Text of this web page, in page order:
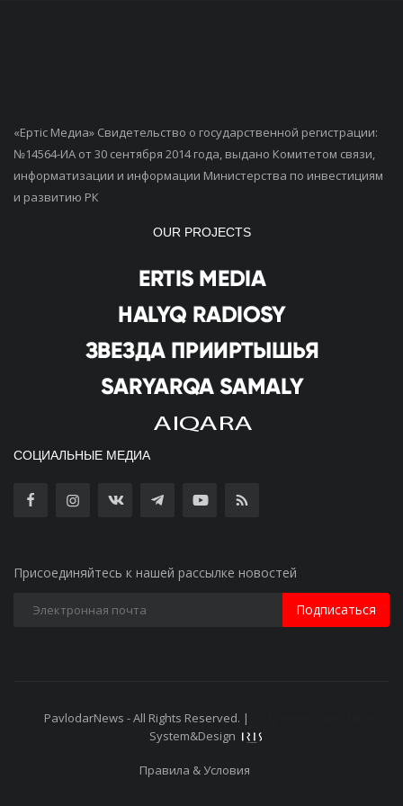
«Ертiс Медиа» Свидетельство о государственной регистрации:
№14564-ИА от 30 сентября 2014 года, выдано Комитетом связи,
информатизации и информации Министерства по инвестициям
и развитию РК
OUR PROJECTS
СОЦИАЛЬНЫЕ МЕДИА
Присоединяйтесь к нашей рассылке новостей
Подписаться
PavlodarNews - All Rights Reserved. |
System&Design
Правила & Условия